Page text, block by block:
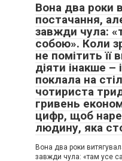
Вона два роки
постачання,
завжди чула:
собою». Коли
не помітить її
діяти інакше –
поклала на
чотириста
гривень
цифр, щоб
людину, яка
Вона два роки
завжди чула: «там усе